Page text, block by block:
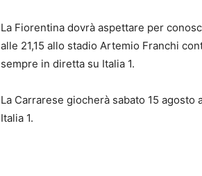
La Fiorentina dovrà aspettare per
alle 21,15 allo stadio Artemio Franchi
sempre in diretta su Italia 1.
La Carrarese giocherà sabato 15
Italia 1.